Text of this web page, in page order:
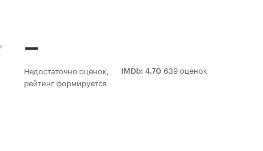
–
Недостаточно оценок,
рейтинг формируется
IMDb: 4.70 639 оценок